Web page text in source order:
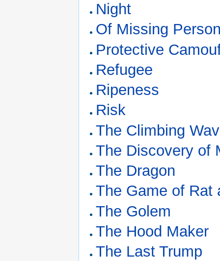
Night
Of Missing
Protective
Refugee
Ripeness
Risk
The Climbing
The Discovery of
The Dragon
The Game of Rat
The Golem
The Hood Maker
The Last Trump